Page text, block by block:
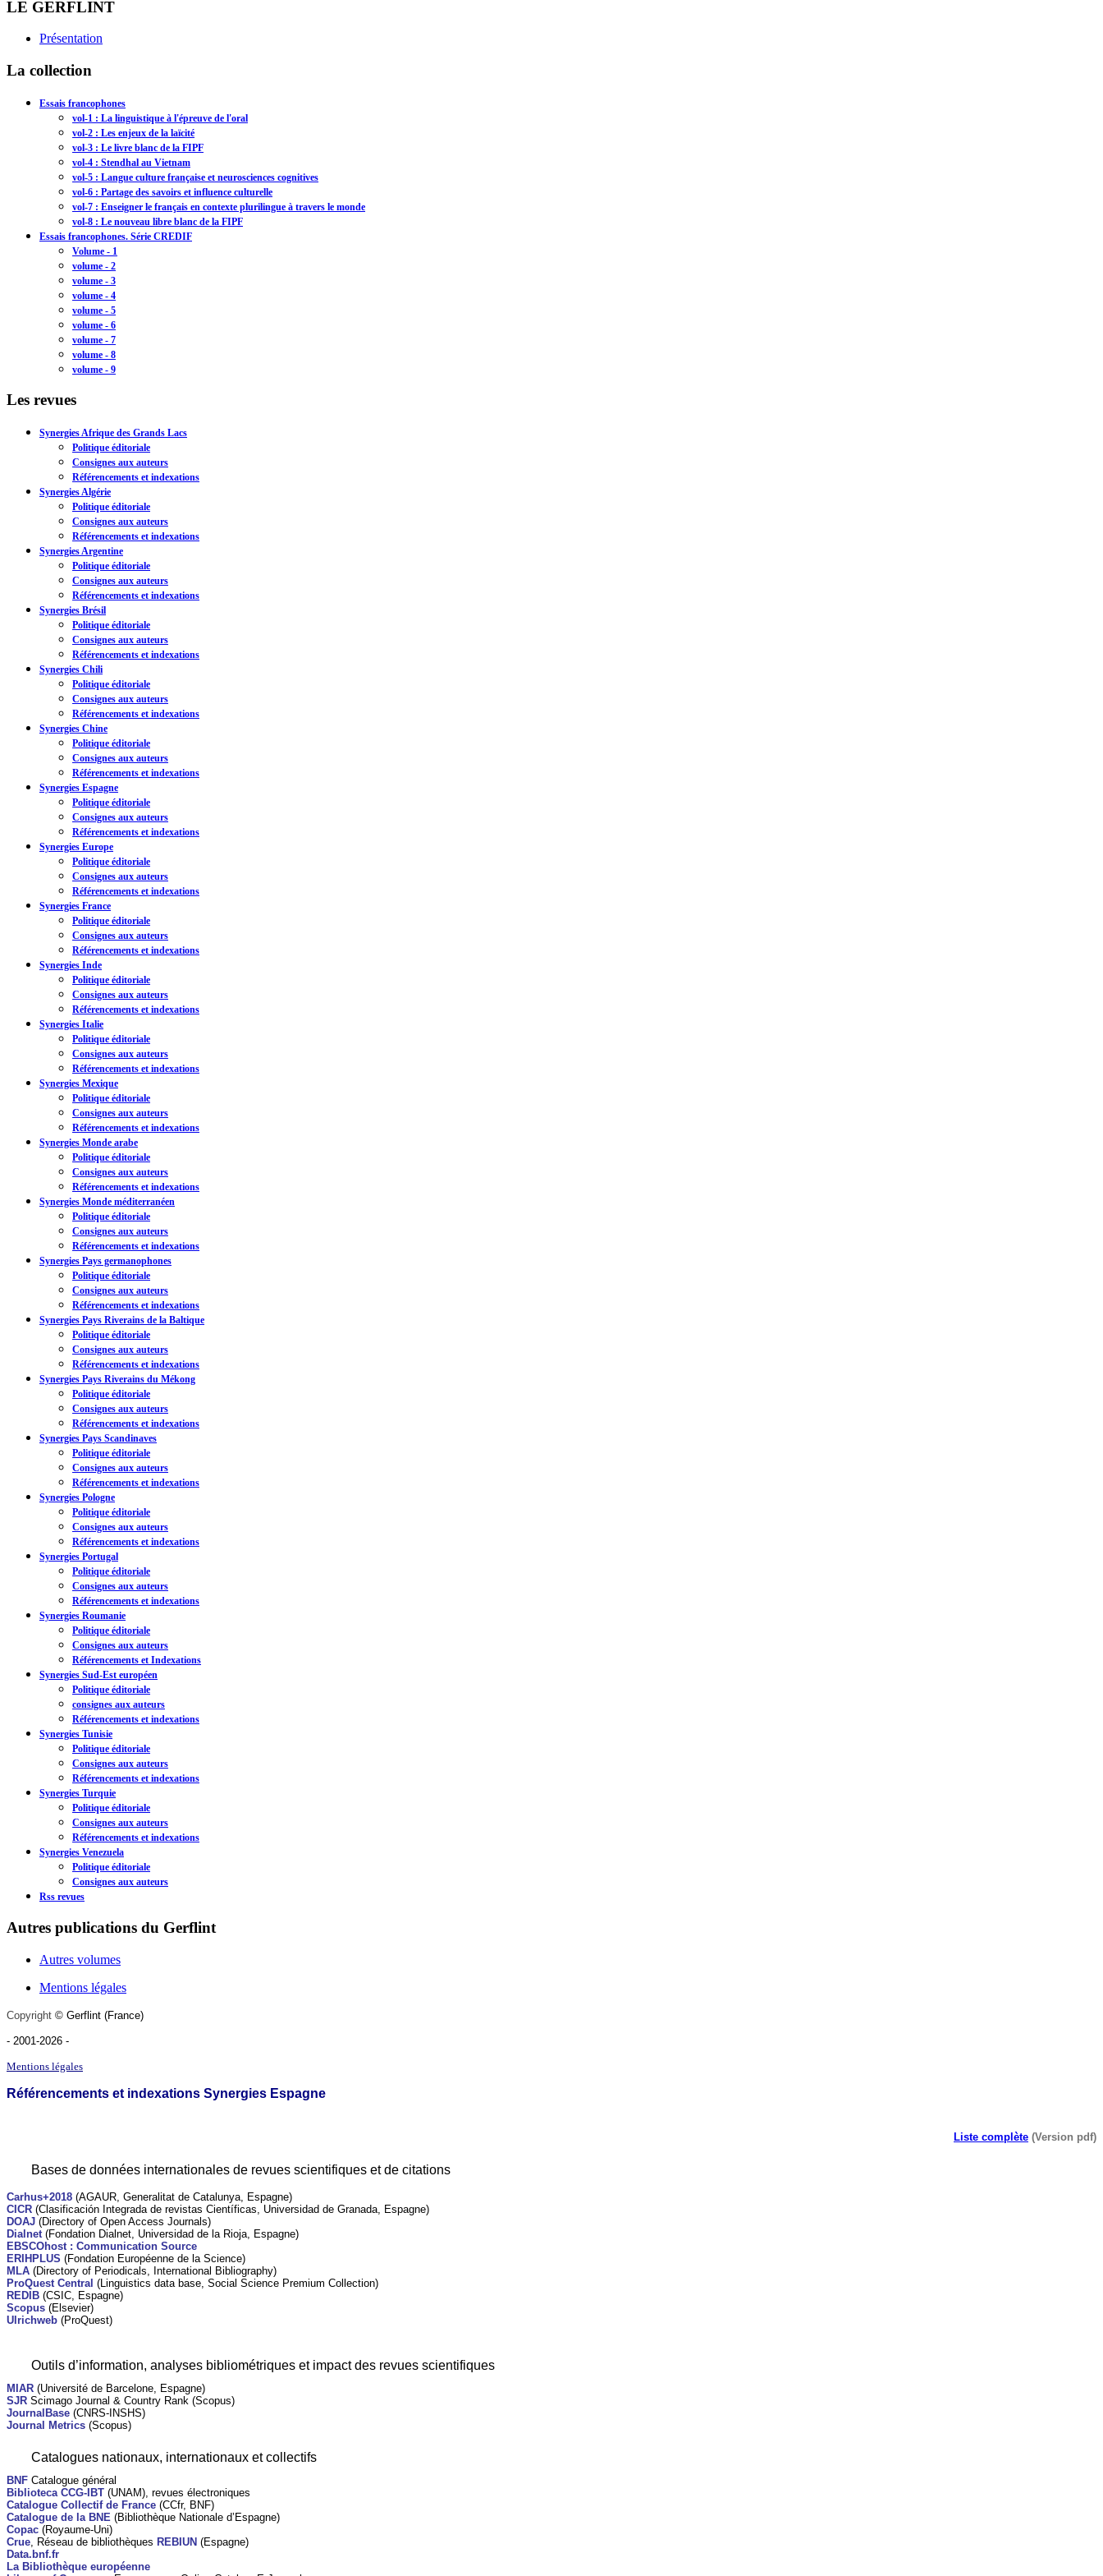
LE GERFLINT
Présentation
La collection
Essais francophones
vol-1 : La linguistique à l'épreuve de l'oral
vol-2 : Les enjeux de la laïcité
vol-3 : Le livre blanc de la FIPF
vol-4 : Stendhal au Vietnam
vol-5 : Langue culture française et neurosciences cognitives
vol-6 : Partage des savoirs et influence culturelle
vol-7 : Enseigner le français en contexte plurilingue à travers le monde
vol-8 : Le nouveau libre blanc de la FIPF
Essais francophones. Série CREDIF
Volume - 1
volume - 2
volume - 3
volume - 4
volume - 5
volume - 6
volume - 7
volume - 8
volume - 9
Les revues
Synergies Afrique des Grands Lacs
Politique éditoriale
Consignes aux auteurs
Référencements et indexations
Synergies Algérie
Politique éditoriale
Consignes aux auteurs
Référencements et indexations
Synergies Argentine
Politique éditoriale
Consignes aux auteurs
Référencements et indexations
Synergies Brésil
Politique éditoriale
Consignes aux auteurs
Référencements et indexations
Synergies Chili
Politique éditoriale
Consignes aux auteurs
Référencements et indexations
Synergies Chine
Politique éditoriale
Consignes aux auteurs
Référencements et indexations
Synergies Espagne
Politique éditoriale
Consignes aux auteurs
Référencements et indexations
Synergies Europe
Politique éditoriale
Consignes aux auteurs
Référencements et indexations
Synergies France
Politique éditoriale
Consignes aux auteurs
Référencements et indexations
Synergies Inde
Politique éditoriale
Consignes aux auteurs
Référencements et indexations
Synergies Italie
Politique éditoriale
Consignes aux auteurs
Référencements et indexations
Synergies Mexique
Politique éditoriale
Consignes aux auteurs
Référencements et indexations
Synergies Monde arabe
Politique éditoriale
Consignes aux auteurs
Référencements et indexations
Synergies Monde méditerranéen
Politique éditoriale
Consignes aux auteurs
Référencements et indexations
Synergies Pays germanophones
Politique éditoriale
Consignes aux auteurs
Référencements et indexations
Synergies Pays Riverains de la Baltique
Politique éditoriale
Consignes aux auteurs
Référencements et indexations
Synergies Pays Riverains du Mékong
Politique éditoriale
Consignes aux auteurs
Référencements et indexations
Synergies Pays Scandinaves
Politique éditoriale
Consignes aux auteurs
Référencements et indexations
Synergies Pologne
Politique éditoriale
Consignes aux auteurs
Référencements et indexations
Synergies Portugal
Politique éditoriale
Consignes aux auteurs
Référencements et indexations
Synergies Roumanie
Politique éditoriale
Consignes aux auteurs
Référencements et Indexations
Synergies Sud-Est européen
Politique éditoriale
consignes aux auteurs
Référencements et indexations
Synergies Tunisie
Politique éditoriale
Consignes aux auteurs
Référencements et indexations
Synergies Turquie
Politique éditoriale
Consignes aux auteurs
Référencements et indexations
Synergies Venezuela
Politique éditoriale
Consignes aux auteurs
Rss revues
Autres publications du Gerflint
Autres volumes
Mentions légales
Copyright © Gerflint (France)
- 2001-2026 -
Mentions légales
Référencements et indexations Synergies Espagne
Liste complète (Version pdf)
Bases de données internationales de revues scientifiques et de citations
Carhus+2018 (AGAUR, Generalitat de Catalunya, Espagne)
CICR (Clasificación Integrada de revistas Científicas, Universidad de Granada, Espagne)
DOAJ (Directory of Open Access Journals)
Dialnet (Fondation Dialnet, Universidad de la Rioja, Espagne)
EBSCOhost : Communication Source
ERIHPLUS (Fondation Européenne de la Science)
MLA (Directory of Periodicals, International Bibliography)
ProQuest Central (Linguistics data base, Social Science Premium Collection)
REDIB (CSIC, Espagne)
Scopus (Elsevier)
Ulrichweb (ProQuest)
Outils d’information, analyses bibliométriques et impact des revues scientifiques
MIAR (Université de Barcelone, Espagne)
SJR Scimago Journal & Country Rank (Scopus)
JournalBase (CNRS-INSHS)
Journal Metrics (Scopus)
Catalogues nationaux, internationaux et collectifs
BNF Catalogue général
Biblioteca CCG-IBT (UNAM), revues électroniques
Catalogue Collectif de France (CCfr, BNF)
Catalogue de la BNE (Bibliothèque Nationale d’Espagne)
Copac (Royaume-Uni)
Crue , Réseau de bibliothèques REBIUN (Espagne)
Data.bnf.fr
La Bibliothèque européenne